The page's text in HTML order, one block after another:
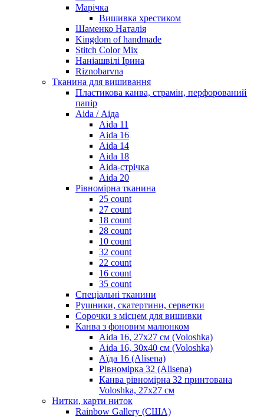
Марічка
Вишивка хрестиком
Шаменко Наталія
Kingdom of handmade
Stitch Color Mix
Наніашвілі Ірина
Riznobarvna
Тканина для вишивання
Пластикова канва, страмін, перфорований
папір
Aida / Аіда
Aida 11
Aida 16
Aida 14
Aida 18
Aida-стрічка
Aida 20
Рівномірна тканина
25 count
27 count
18 count
28 count
10 count
32 count
22 count
16 count
35 count
Спеціальні тканини
Рушники, скатертини, серветки
Сорочки з місцем для вишивки
Канва з фоновим малюнком
Aida 16, 27х27 см (Voloshka)
Aida 16, 30х40 см (Voloshka)
Аїда 16 (Alisena)
Рівномірка 32 (Alisena)
Канва рівномірна 32 принтована
Voloshka, 27х27 см
Нитки, карти ниток
Rainbow Gallery (США)